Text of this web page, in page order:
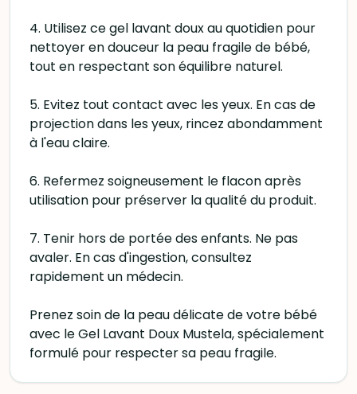
4. Utilisez ce gel lavant doux au quotidien pour
nettoyer en douceur la peau fragile de bébé,
tout en respectant son équilibre naturel.
5. Evitez tout contact avec les yeux. En cas de
projection dans les yeux, rincez abondamment
à l'eau claire.
6. Refermez soigneusement le flacon après
utilisation pour préserver la qualité du produit.
7. Tenir hors de portée des enfants. Ne pas
avaler. En cas d'ingestion, consultez
rapidement un médecin.
Prenez soin de la peau délicate de votre bébé
avec le Gel Lavant Doux Mustela, spécialement
formulé pour respecter sa peau fragile.